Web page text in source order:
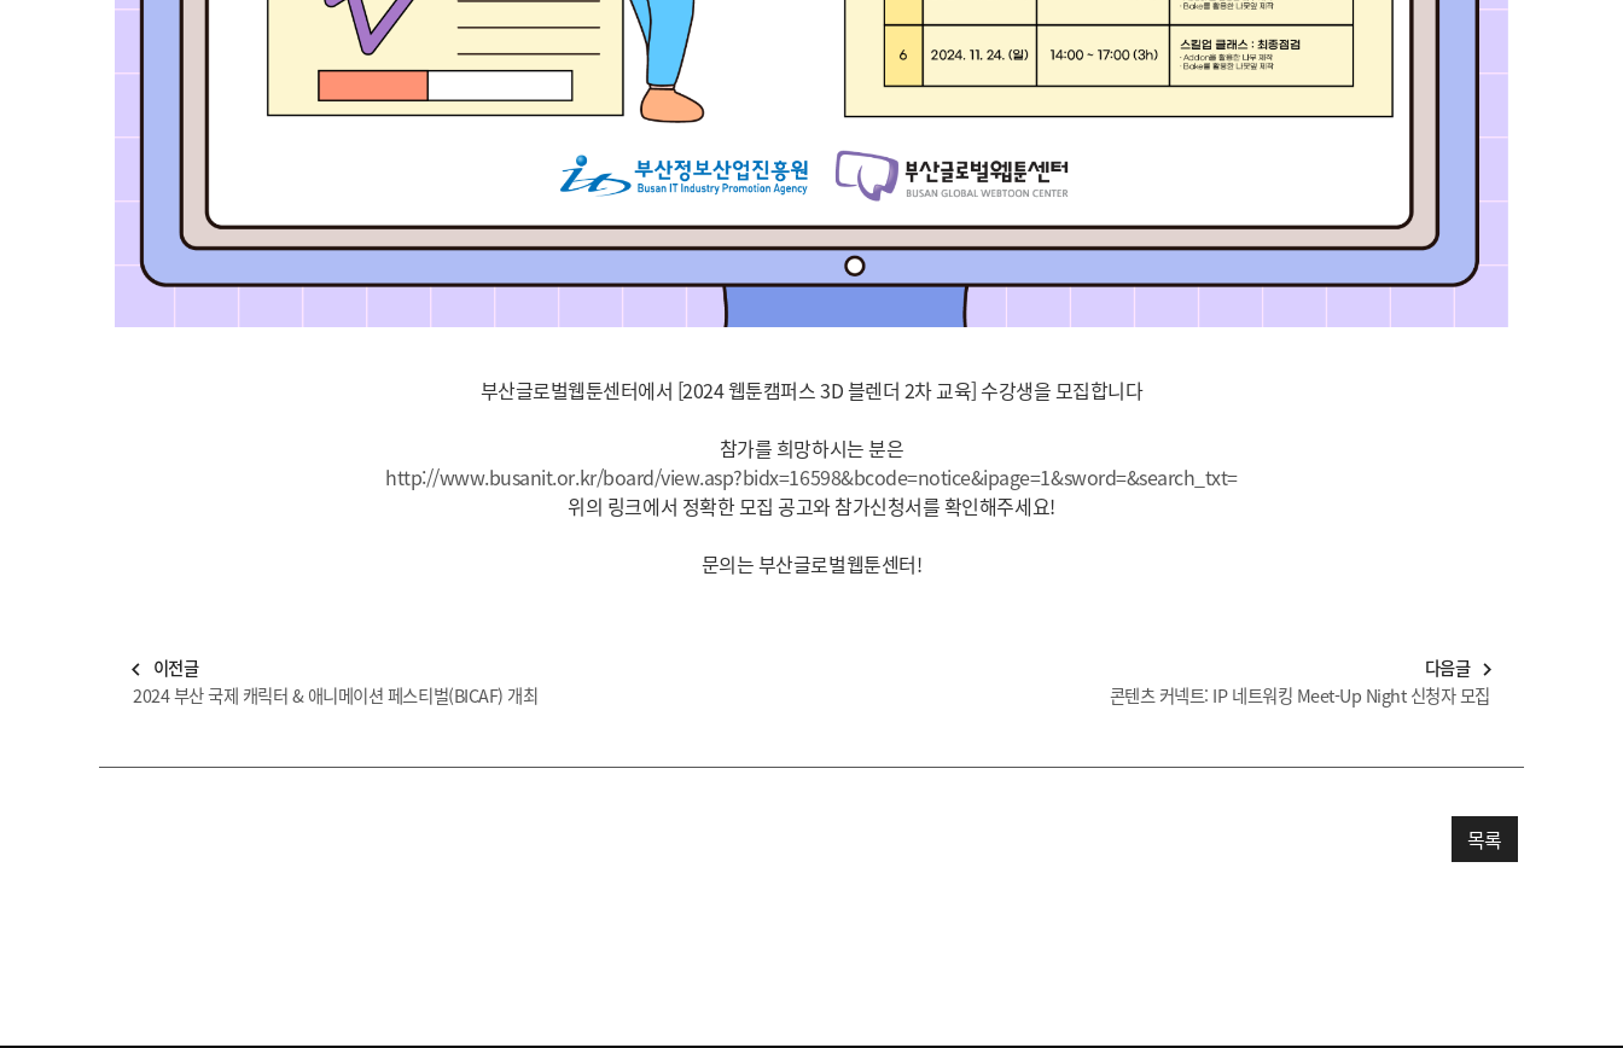
부산글로벌웹툰센터에서 [2024 웹툰캠퍼스 3D 블렌더 2차 교육] 수강생을 모집합니다
참가를 희망하시는 분은
http://www.busanit.or.kr/board/view.asp?bidx=16598&bcode=notice&ipage=1&sword=&search_txt=
위의 링크에서 정확한 모집 공고와 참가신청서를 확인해주세요!
문의는 부산글로벌웹툰센터!
navigate_before 이전글
2024 부산 국제 캐릭터 & 애니메이션 페스티벌(BICAF) 개최
다음글 navigate_next
콘텐츠 커넥트: IP 네트워킹 Meet-Up Night 신청자 모집
목록